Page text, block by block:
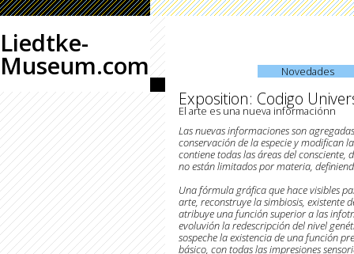
Liedtke-
Museum.com Novedades
Exposition: Codigo
El arte es una nueva informaciónn
Las nuevas informaciones son
conservación de la especie y modifican
contiene todas las áreas del consciente,
no están limitados por materia,
Una fórmula gráfica que hace visibles
arte, reconstruye la simbiosis, existente
atribuye una función superior a las
evoluvión la redescripción del nivel
sospeche la existencia de una función
básico, con todas las impresiones